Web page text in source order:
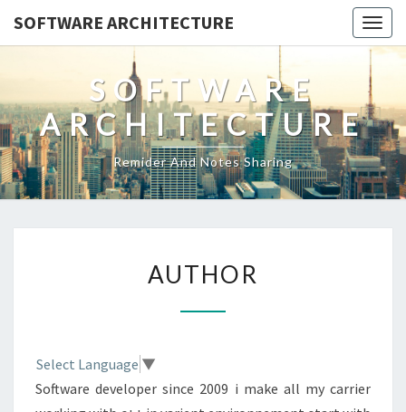
SOFTWARE ARCHITECTURE
SOFTWARE
ARCHITECTURE
Remider And Notes Sharing
AUTHOR
Select Language ▼
Software developer since 2009 i make all my carrier